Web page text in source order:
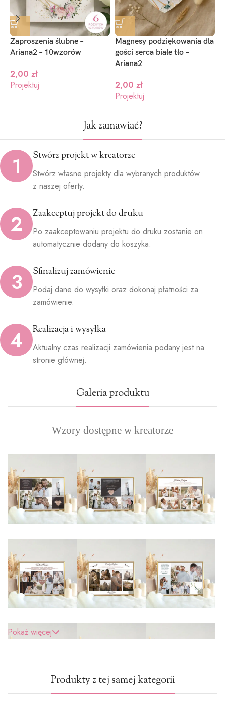
Zaproszenia ślubne –
Ariana2 – 10wzorów
2,00 zł
Projektuj
Magnesy podziękowania dla
gości serca białe tło –
Ariana2
2,00 zł
Projektuj
Jak zamawiać?
1 Stwórz projekt w kreatorze
Stwórz własne projekty dla wybranych produktów
z naszej oferty.
2 Zaakceptuj projekt do druku
Po zaakceptowaniu projektu do druku zostanie on
automatycznie dodany do koszyka.
3 Sfinalizuj zamówienie
Podaj dane do wysyłki oraz dokonaj płatności za
zamówienie.
4 Realizacja i wysyłka
Aktualny czas realizacji zamówienia podany jest na
stronie głównej.
Galeria produktu
Wzory dostępne w kreatorze
Pokaż więcej
Produkty z tej samej kategorii